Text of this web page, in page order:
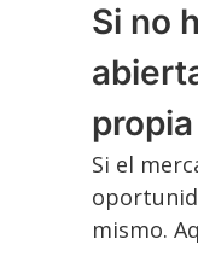
Si no
propia
Si el
mismo.